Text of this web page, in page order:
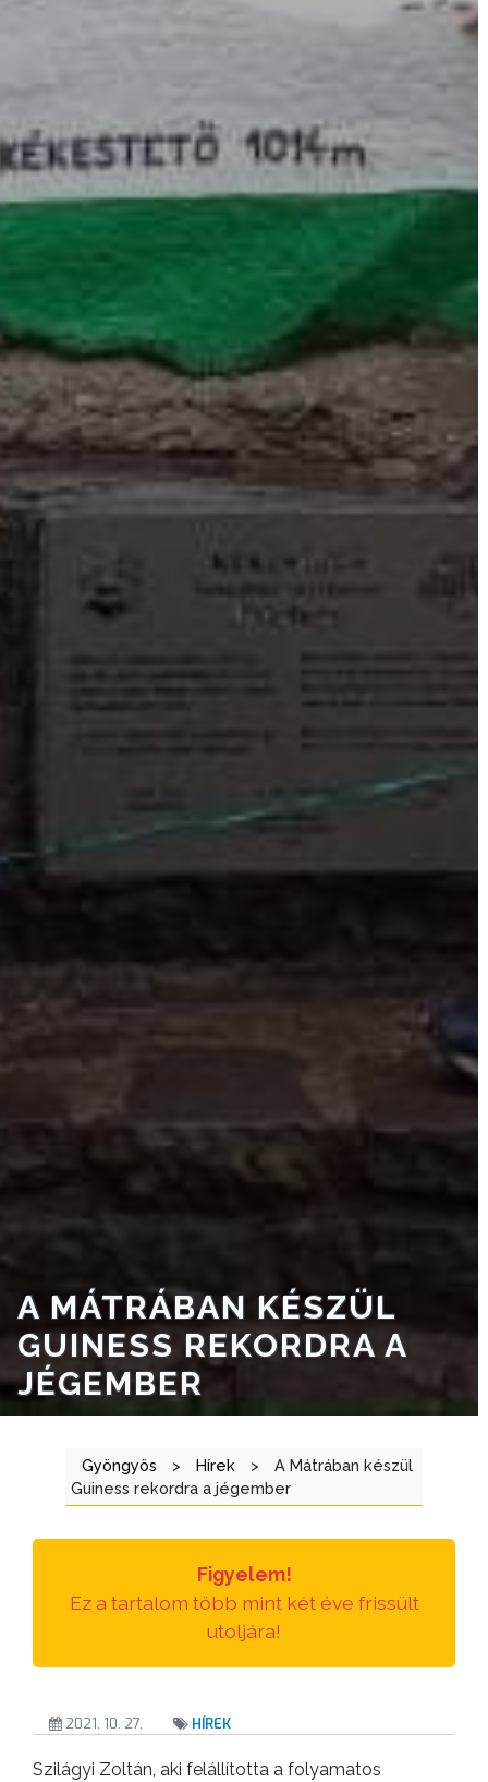
KÖRNYEZETVÉDELEM
TELEPÜLÉSRENDEZÉS
BEJELENTŐ
VÁROSHÁZA
TESTÜLET
ÁTLÁTHATÓSÁG
ÖNKORMÁNYZATI
E-
ÜGYINTÉZÉS
TESTÜLETI
ANYAGOK
KISTÉRSÉG
A MÁTRÁBAN KÉSZÜL
GUINESS REKORDRA A
JÉGEMBER
Gyöngyös > Hírek >
A Mátrában készül
Guiness rekordra a jégember
Figyelem!
Ez a tartalom több mint két éve frissült
utoljára!
2021. 10. 27. HÍREK
Szilágyi Zoltán, aki felállította a folyamatos